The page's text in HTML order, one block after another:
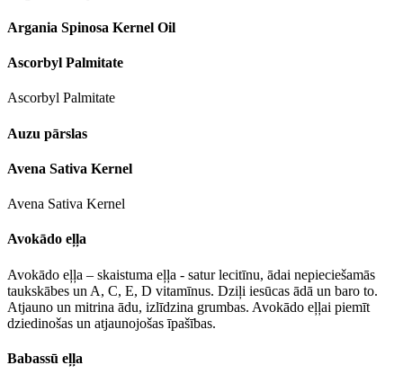
Argania Spinosa Kernel Oil
Ascorbyl Palmitate
Ascorbyl Palmitate
Auzu pārslas
Avena Sativa Kernel
Avena Sativa Kernel
Avokādo eļļa
Avokādo eļļa – skaistuma eļļa - satur lecitīnu, ādai nepieciešamās
taukskābes un A, C, E, D vitamīnus. Dziļi iesūcas ādā un baro to.
Atjauno un mitrina ādu, izlīdzina grumbas. Avokādo eļļai piemīt
dziedinošas un atjaunojošas īpašības.
Babassū eļļa